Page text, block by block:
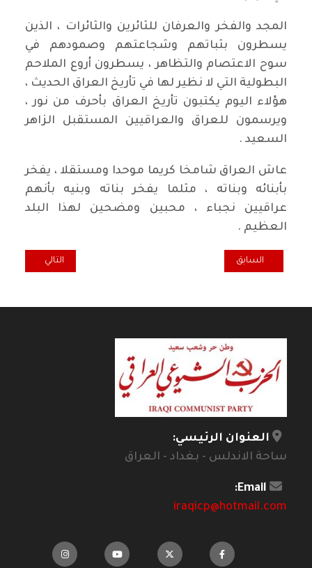
المجد والفخر والعرفان للثائرين والثائرات ، الذين
يسطرون بثباتهم وشجاعتهم وصمودهم في
سوح الاعتصام والتظاهر ، يسطرون أروع الملاحم
البطولية التي لا نظير لها في تأريخ العراق الحديث ،
هؤلاء اليوم يكتبون تأريخ العراق بأحرف من نور ،
ويرسمون للعراق والعراقيين المستقبل الزاهر
السعيد .
عاش العراق شامخا كريما موحدا ومستقلا ، يفخر
بأبنائه وبناته ، مثلما يفخر بناته وبنيه بأنهم
عراقيين نجباء ، محبين ومضحين لهذا البلد
العظيم .
المقال السابق: احزاب الاسلام السياسي الحاكمة لا تؤمن بالمراجعة
السابق المقال التالي:
التالي
العنوان الرئيسي:
ساحة الاندلس - بغداد - العراق
Email:
iraqicp@hotmail.com